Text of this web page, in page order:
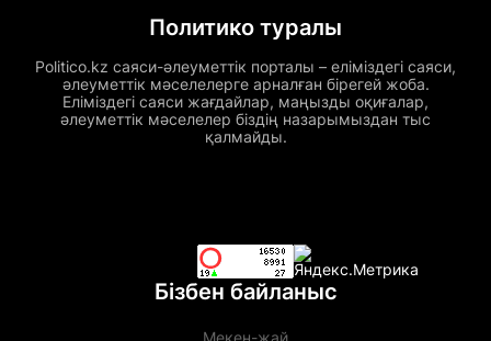
Политико туралы
Politico.kz саяси-әлеуметтік порталы – еліміздегі саяси,
әлеуметтік мәселелерге арналған бірегей жоба.
Еліміздегі саяси жағдайлар, маңызды оқиғалар,
әлеуметтік мәселелер біздің назарымыздан тыс
қалмайды.
Бізбен байланыс
Мекен-жай